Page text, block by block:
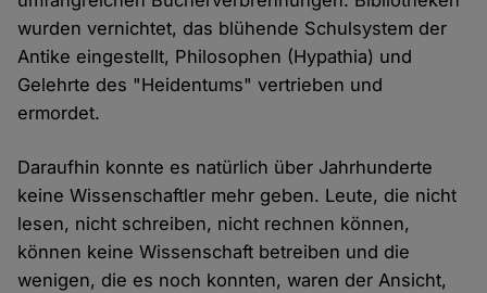
wurden vernichtet, das blühende Schulsystem der
Antike eingestellt, Philosophen (Hypathia) und
Gelehrte des "Heidentums" vertrieben und
ermordet.
Daraufhin konnte es natürlich über Jahrhunderte
keine Wissenschaftler mehr geben. Leute, die nicht
lesen, nicht schreiben, nicht rechnen können,
können keine Wissenschaft betreiben und die
wenigen, die es noch konnten, waren der Ansicht,